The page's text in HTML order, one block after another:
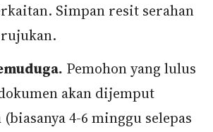
Simpan resit serahan
Pemohon yang lulus
akan dijemput
4-6 minggu selepas